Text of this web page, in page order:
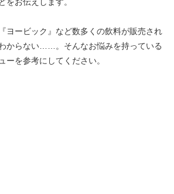
ヨービック』など数多くの飲料が販売され
からない……。そんなお悩みを持っている
ーを参考にしてください。